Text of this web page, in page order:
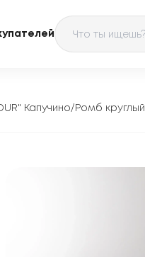
Капучино/Ромб круглый